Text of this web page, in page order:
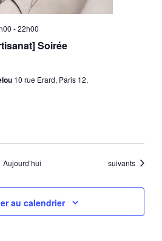
Soirée
-22h00
10 rue Erard, Paris 12,
Aujourd’hui Évènements
suivants
au calendrier